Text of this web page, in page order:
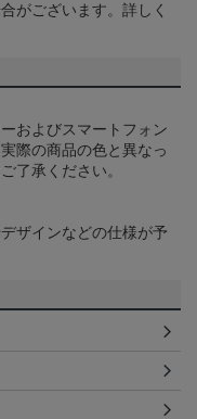
がございます。詳しく
およびスマートフォン
際の商品の色と異なっ
了承ください。
ザインなどの仕様が予